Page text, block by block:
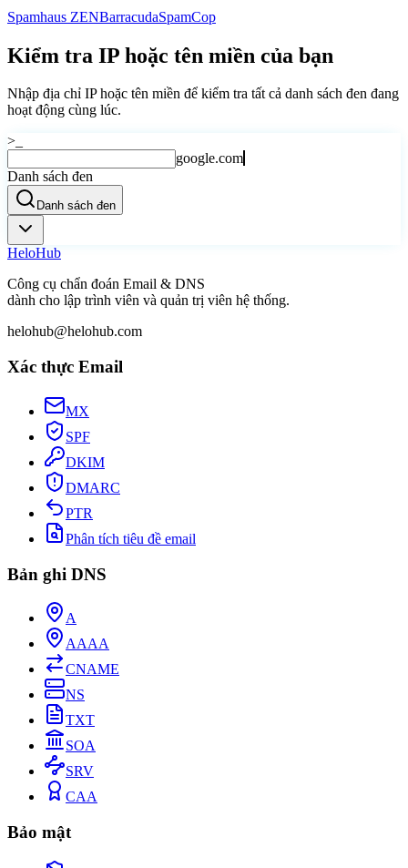
Spamhaus ZENBarracudaSpamCop
Kiểm tra IP hoặc tên miền của bạn
Nhập địa chỉ IP hoặc tên miền để kiểm tra tất cả danh sách đen đang
hoạt động cùng lúc.
>_
google.com
Danh sách đen
Danh sách đen
HeloHub
Công cụ chẩn đoán Email & DNS
dành cho lập trình viên và quản trị viên hệ thống.
helohub@helohub.com
Xác thực Email
MX
SPF
DKIM
DMARC
PTR
Phân tích tiêu đề email
Bản ghi DNS
A
AAAA
CNAME
NS
TXT
SOA
SRV
CAA
Bảo mật